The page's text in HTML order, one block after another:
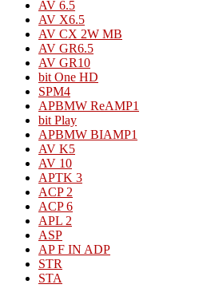
AV 6.5
AV X6.5
AV CX 2W MB
AV GR6.5
AV GR10
bit One HD
SPM4
APBMW ReAMP1
bit Play
APBMW BIAMP1
AV K5
AV 10
APTK 3
ACP 2
ACP 6
APL 2
ASP
AP F IN ADP
STR
STA